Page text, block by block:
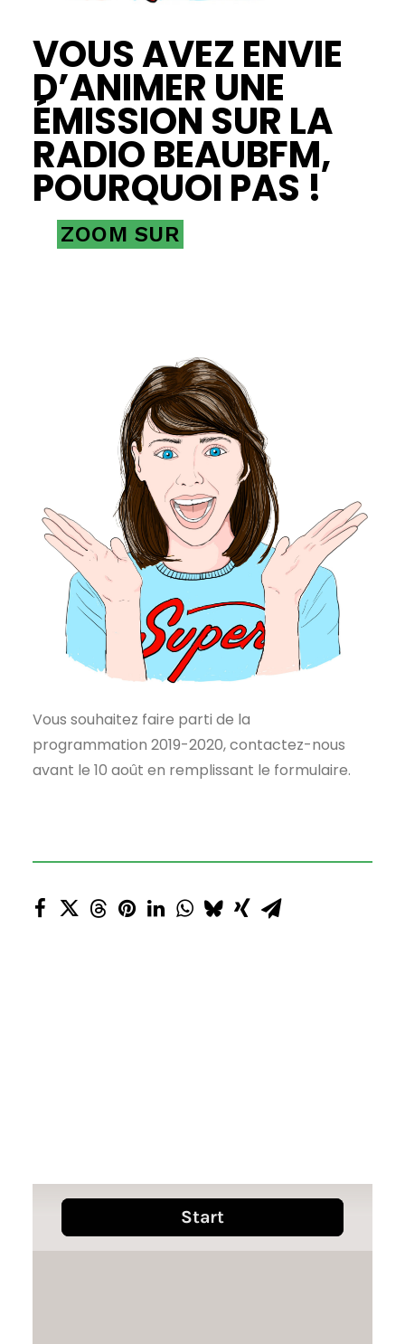
VOUS AVEZ ENVIE
D’ANIMER UNE
ÉMISSION SUR LA
RADIO BEAUBFM,
POURQUOI PAS !
ZOOM SUR
Vous souhaitez faire parti de la
programmation 2019-2020, contactez-nous
avant le 10 août en remplissant le formulaire.